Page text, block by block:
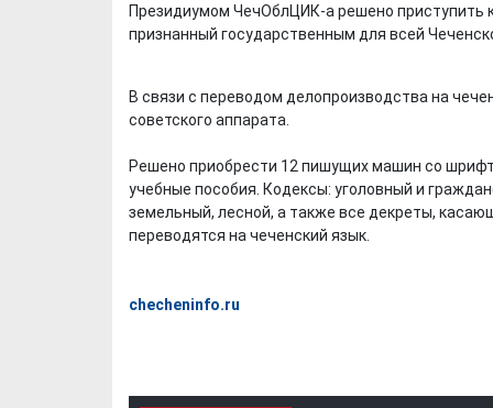
Президиумом ЧечОблЦИК-а решено приступить
признанный государственным для всей
В связи с переводом делопроизводства на
советского аппарата.
Решено приобрести 12 пишущих машин со
учебные пособия. Кодексы: уголовный и
земельный, лесной, а также все декреты,
переводятся на чеченский язык.
checheninfo.ru